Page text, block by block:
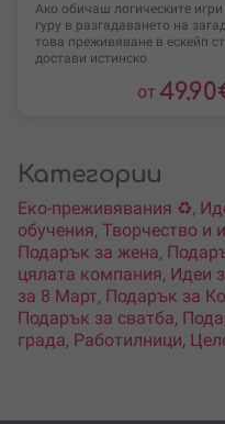
Ако обичаш логическите игри
гуру в разгадаването на
това преживяване в ескейп
достави истинско
от 49.90
Категории
Еко-преживявания ♻️,
обучения, Творчество и
Подарък за жена,
цялата компания, Идеи
за 8 Март, Подарък за
Подарък за сватба,
града, Работилници,